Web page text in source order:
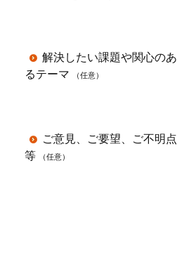
解決したい課題や関心のあ
るテーマ
ご意見、ご要望、ご不明点
等